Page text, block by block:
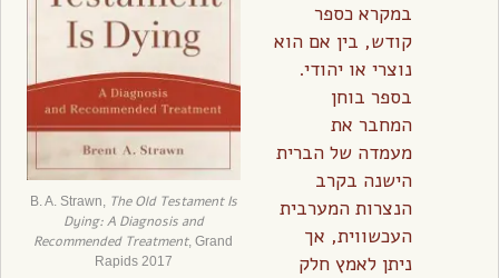
B. A. Strawn, The Old Testament Is
Dying: A Diagnosis and
Recommended Treatment, Grand
Rapids 2017
במקרא כספר
קודש, בין אם הוא
נוצרי או יהודי.
בספר בוחן
המחבר את
מעמדה של הברית
הישנה בקרב
הנצרות המערבית
העכשווית, אך
ניתן לאמץ חלק